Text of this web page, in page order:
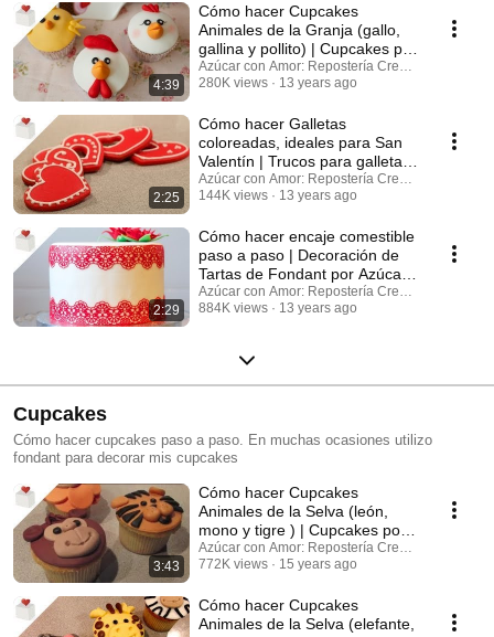
4:39
Cómo hacer Cupcakes
Animales de la Granja (gallo,
gallina y pollito) | Cupcakes por
Azúcar con Amor
Azúcar con Amor: Repostería Creativa
280K views
13 years ago
2:25
Cómo hacer Galletas
coloreadas, ideales para San
Valentín | Trucos para galletas
por Azúcar con Amor
Azúcar con Amor: Repostería Creativa
144K views
13 years ago
2:29
Cómo hacer encaje comestible
paso a paso | Decoración de
Tartas de Fondant por Azúcar
con Amor
Azúcar con Amor: Repostería Creativa
884K views
13 years ago
Cupcakes
Cómo hacer cupcakes paso a paso. En muchas ocasiones utilizo
fondant para decorar mis cupcakes
3:43
Cómo hacer Cupcakes
Animales de la Selva (león,
mono y tigre ) | Cupcakes por
Azúcar con Amor
Azúcar con Amor: Repostería Creativa
772K views
15 years ago
Cómo hacer Cupcakes
Animales de la Selva (elefante,